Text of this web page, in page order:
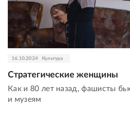
16.10.2024 Культура
Стратегические женщины
Как и 80 лет назад, фашисты
и музеям